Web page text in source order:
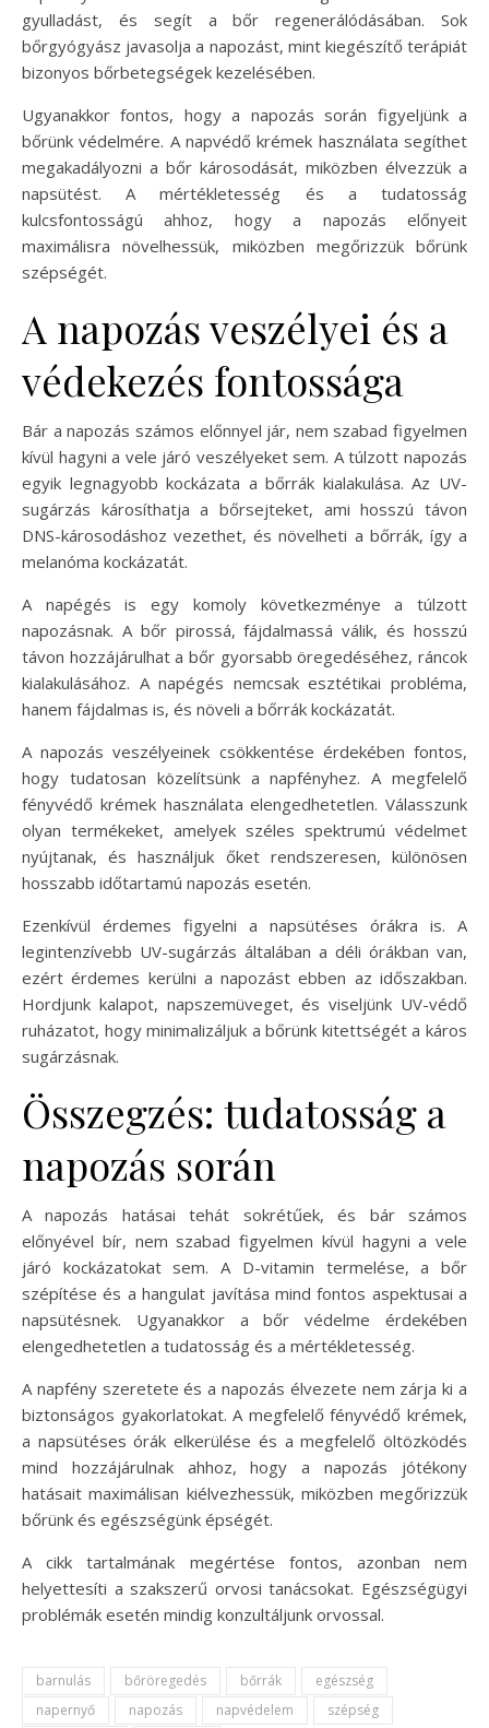
gyulladást, és segít a bőr regenerálódásában. Sok
bőrgyógyász javasolja a napozást, mint kiegészítő terápiát
bizonyos bőrbetegségek kezelésében.
Ugyanakkor fontos, hogy a napozás során figyeljünk a
bőrünk védelmére. A napvédő krémek használata segíthet
megakadályozni a bőr károsodását, miközben élvezzük a
napsütést. A mértékletesség és a tudatosság
kulcsfontosságú ahhoz, hogy a napozás előnyeit
maximálisra növelhessük, miközben megőrizzük bőrünk
szépségét.
A napozás veszélyei és a
védekezés fontossága
Bár a napozás számos előnnyel jár, nem szabad figyelmen
kívül hagyni a vele járó veszélyeket sem. A túlzott napozás
egyik legnagyobb kockázata a bőrrák kialakulása. Az UV-
sugárzás károsíthatja a bőrsejteket, ami hosszú távon
DNS-károsodáshoz vezethet, és növelheti a bőrrák, így a
melanóma kockázatát.
A napégés is egy komoly következménye a túlzott
napozásnak. A bőr pirossá, fájdalmassá válik, és hosszú
távon hozzájárulhat a bőr gyorsabb öregedéséhez, ráncok
kialakulásához. A napégés nemcsak esztétikai probléma,
hanem fájdalmas is, és növeli a bőrrák kockázatát.
A napozás veszélyeinek csökkentése érdekében fontos,
hogy tudatosan közelítsünk a napfényhez. A megfelelő
fényvédő krémek használata elengedhetetlen. Válasszunk
olyan termékeket, amelyek széles spektrumú védelmet
nyújtanak, és használjuk őket rendszeresen, különösen
hosszabb időtartamú napozás esetén.
Ezenkívül érdemes figyelni a napsütéses órákra is. A
legintenzívebb UV-sugárzás általában a déli órákban van,
ezért érdemes kerülni a napozást ebben az időszakban.
Hordjunk kalapot, napszemüveget, és viseljünk UV-védő
ruházatot, hogy minimalizáljuk a bőrünk kitettségét a káros
sugárzásnak.
Összegzés: tudatosság a
napozás során
A napozás hatásai tehát sokrétűek, és bár számos
előnyével bír, nem szabad figyelmen kívül hagyni a vele
járó kockázatokat sem. A D-vitamin termelése, a bőr
szépítése és a hangulat javítása mind fontos aspektusai a
napsütésnek. Ugyanakkor a bőr védelme érdekében
elengedhetetlen a tudatosság és a mértékletesség.
A napfény szeretete és a napozás élvezete nem zárja ki a
biztonságos gyakorlatokat. A megfelelő fényvédő krémek,
a napsütéses órák elkerülése és a megfelelő öltözködés
mind hozzájárulnak ahhoz, hogy a napozás jótékony
hatásait maximálisan kiélvezhessük, miközben megőrizzük
bőrünk és egészségünk épségét.
A cikk tartalmának megértése fontos, azonban nem
helyettesíti a szakszerű orvosi tanácsokat. Egészségügyi
problémák esetén mindig konzultáljunk orvossal.
barnulás bőröregedés bőrrák
egészség
napernyő
napozás napvédelem
szépség